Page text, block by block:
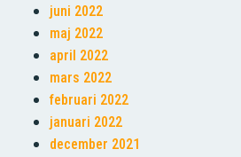
juni 2022
maj 2022
april 2022
mars 2022
februari 2022
januari 2022
december 2021